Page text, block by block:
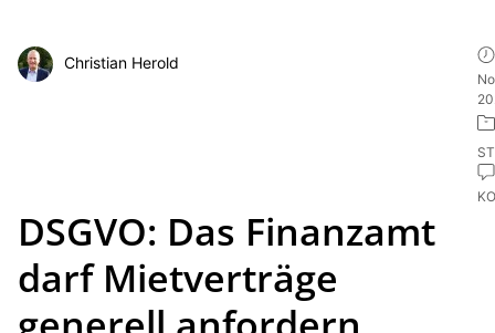
Christian Herold
DSGVO: Das Finanzamt
darf Mietverträge